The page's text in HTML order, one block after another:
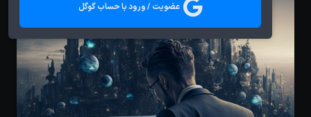
عضویت / ورود با حساب گوگل